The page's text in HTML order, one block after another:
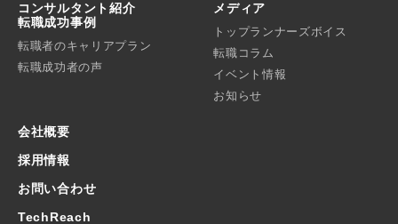
コンサルタント紹介
転職成功事例
転職者のキャリアプラン
転職成功者の声
メディア
トップランナーズボイス
転職コラム
イベント情報
お知らせ
会社概要
採用情報
お問い合わせ
TechReach